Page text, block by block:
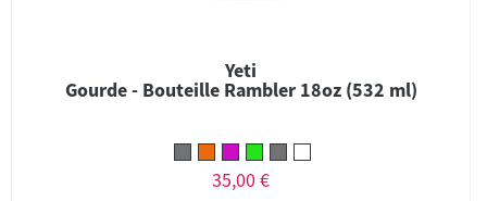
Yeti
Gourde - Bouteille Rambler 18oz (532 ml)
35,00 €